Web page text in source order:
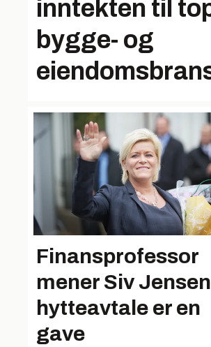
inntekten til
bygge- og
Finansprofessor
mener Siv
hytteavtale er en
gave